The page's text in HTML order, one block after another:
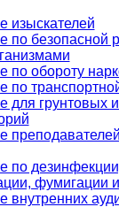
изыскателей
по безопасной
по обороту
по
для грунтовых
по
фумигации
внутренних